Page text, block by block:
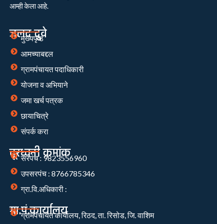
आम्ही केला आहे.
जलद दुवे
मुख्यपृष्ठ
आमच्याबद्दल
ग्रामपंचायत पदाधिकारी
योजना व अभियाने
जमा खर्च पत्रक
छायाचित्रे
संपर्क करा
दूरध्वनी क्रमांक
सरपंच : 9823556960
उपसरपंच : 8766785346
ग्रा.वि.अधिकारी :
ग्रा.पं.कार्यालय
ग्रामपंचायत कार्यालय, रिठद, ता. रिसोड, जि. वाशिम